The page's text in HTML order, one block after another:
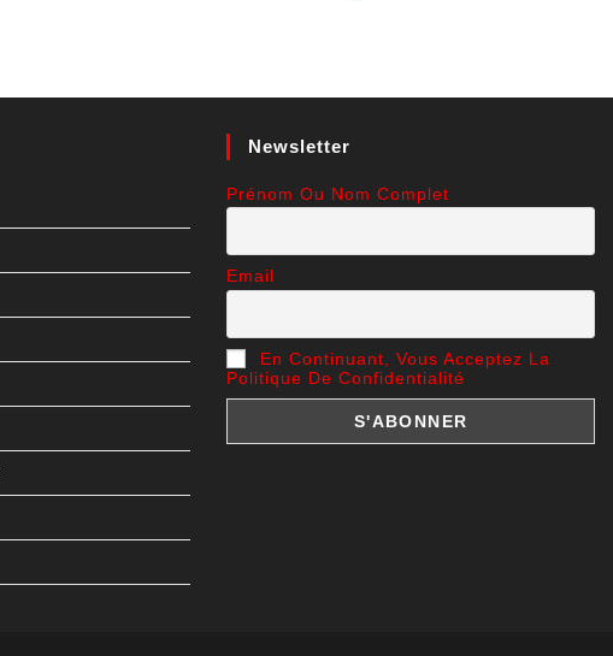
Newsletter
Prénom Ou Nom Complet
Email
En Continuant, Vous Acceptez La
Politique De Confidentialité